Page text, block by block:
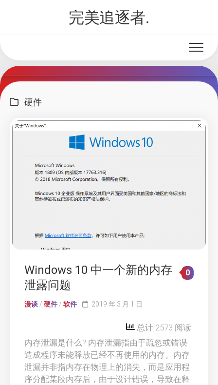
完美追逐者.
硬件
Windows 10 中一个新的内存
泄露问题
0
漫谈 / 硬件 / 软件 2019 年 3 月 1 日
总计 2573 阅读
内存泄漏是什么? 内存泄漏指由于疏忽或错误
造成程序未能释放已经不再使用的内存。内存
泄漏并非指内存在物理上的消失，而是应用程
序分配某段内存后，由于设计错误，导致在释